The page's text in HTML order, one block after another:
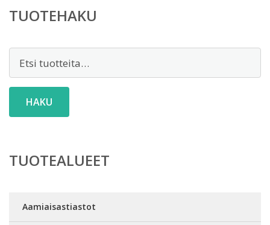
TUOTEHAKU
HAKU
TUOTEALUEET
Aamiaisastiastot